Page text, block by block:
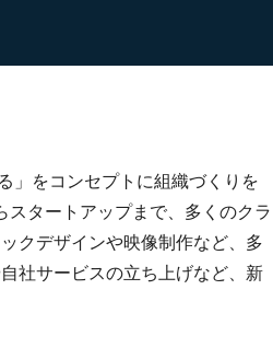
」をコンセプトに組織づくりを
タートアップまで、多くのクラ
クデザインや映像制作など、多
社サービスの立ち上げなど、新